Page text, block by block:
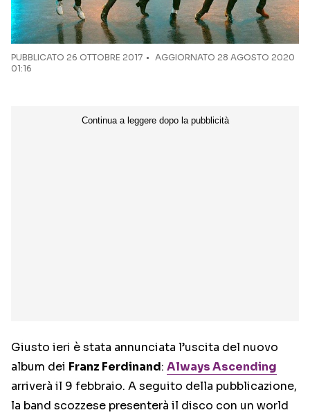
PUBBLICATO 26 OTTOBRE 2017
AGGIORNATO 28 AGOSTO 2020
01:16
Giusto ieri è stata annunciata l’uscita del nuovo
album dei Franz Ferdinand: Always Ascending
arriverà il 9 febbraio. A seguito della pubblicazione,
la band scozzese presenterà il disco con un world